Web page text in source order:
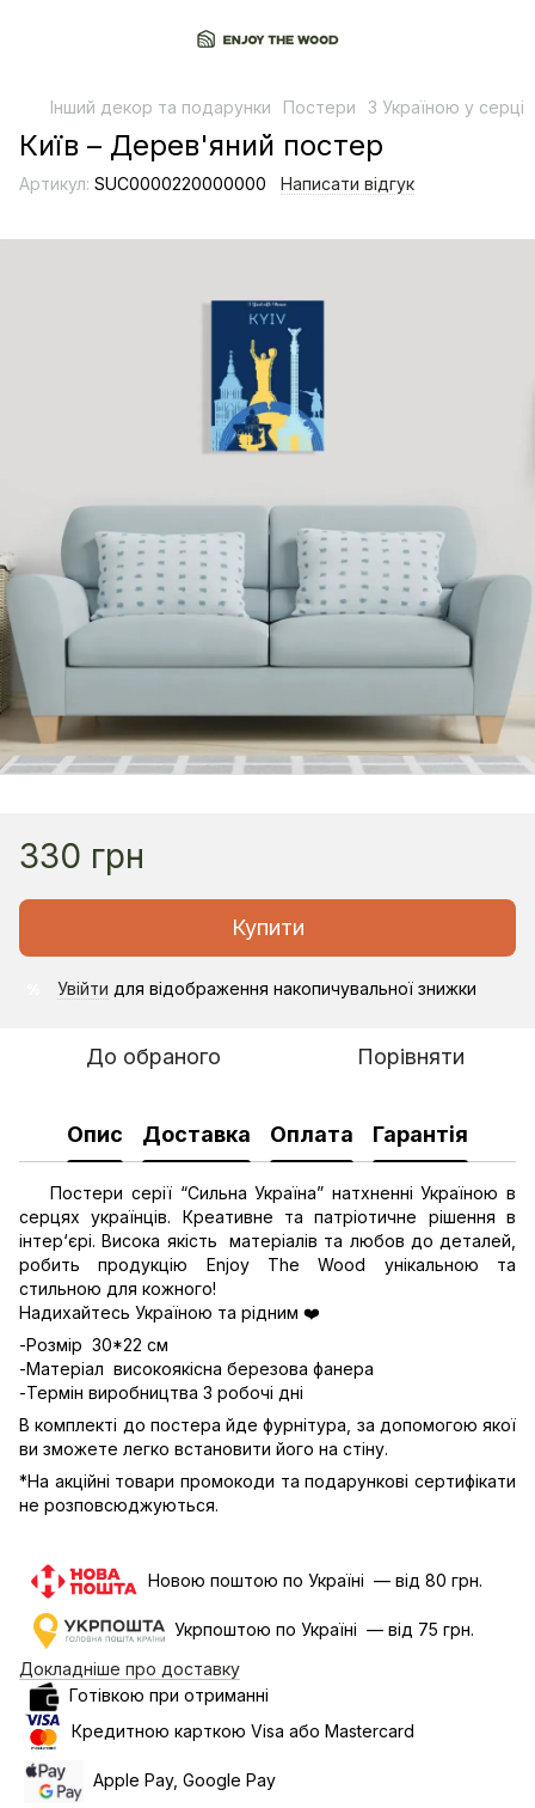
Інший декор та подарунки Постери З Україною у серці
Київ – Дерев'яний постер
Артикул: SUC0000220000000 Написати відгук
330 грн
Купити
Увійти для відображення накопичувальної знижки
До обраного Порівняти
Опис Доставка Оплата Гарантія
Постери серії “Сильна Україна” натхненні Україною в
серцях українців. Креативне та патріотичне рішення в
інтер‘єрі. Висока якість матеріалів та любов до деталей,
робить продукцію Enjoy The Wood унікальною та
стильною для кожного!
Надихайтесь Україною та рідним ❤️
-Розмір 30*22 см
-Матеріал високоякісна березова фанера
-Термін виробництва 3 робочі дні
В комплекті до постера йде фурнітура, за допомогою якої
ви зможете легко встановити його на стіну.
*На акційні товари промокоди та подарункові сертифікати
не розповсюджуються.
Новою поштою по Україні — від 80 грн.
Укрпоштою по Україні — від 75 грн.
Докладніше про доставку
Готівкою при отриманні
Кредитною карткою Visa або Mastercard
Apple Pay, Google Pay